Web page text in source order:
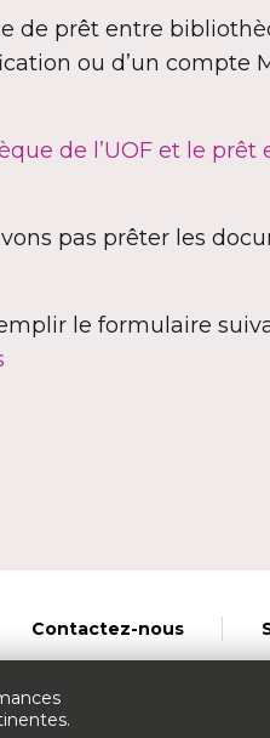
de prêt entre
ou d’un compte
de l’UOF et le prêt
pas prêter les
le formulaire
Contactez-nous